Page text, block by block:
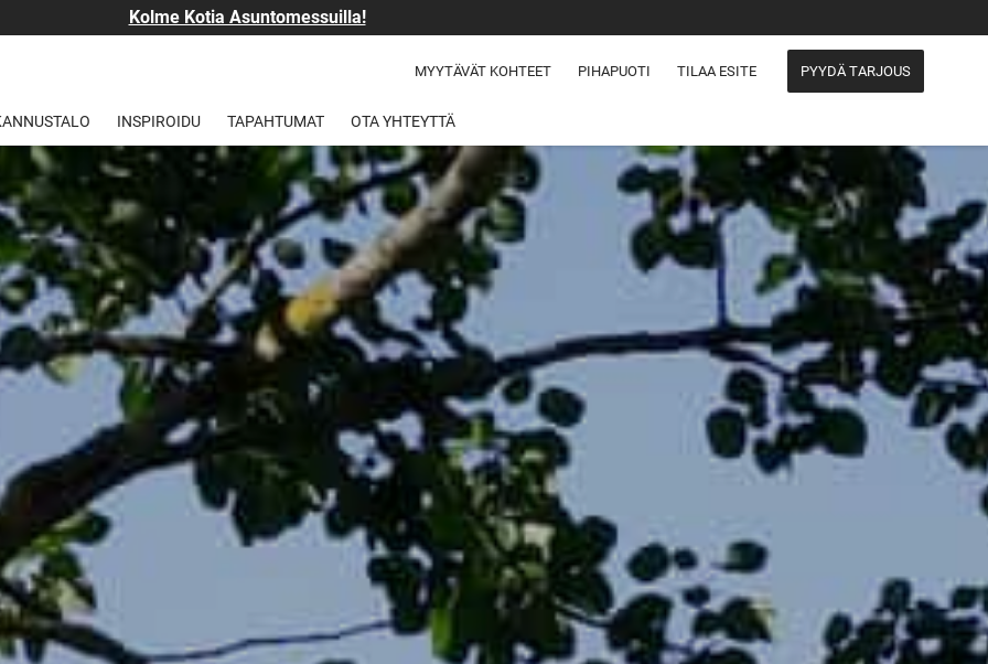
Kolme Kotia Asuntomessuilla!
MYYTÄVÄT KOHTEET PIHAPUOTI TILAA ESITE PYYDÄ TARJOUS
INSPIROIDU TAPAHTUMAT OTA YHTEYTTÄ